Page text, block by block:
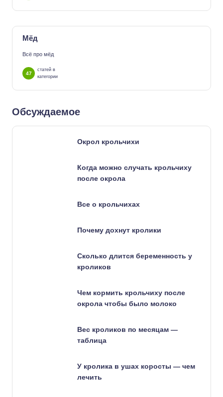
Мёд
Всё про мёд
47
статей в
категории
Обсуждаемое
Окрол крольчихи
Когда можно случать крольчиху
после окрола
Все о крольчихах
Почему дохнут кролики
Сколько длится беременность у
кроликов
Чем кормить крольчиху после
окрола чтобы было молоко
Вес кроликов по месяцам —
таблица
У кролика в ушах коросты — чем
лечить